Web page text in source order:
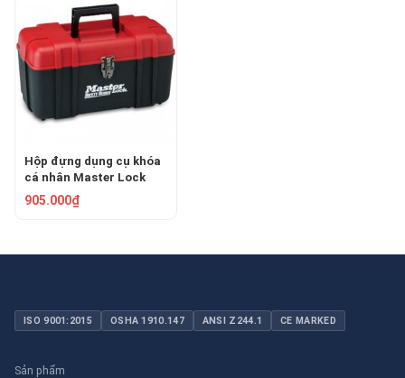
Hộp đựng dụng cụ khóa
cá nhân Master Lock
S1017
905.000₫
ISO 9001:2015 OSHA 1910.147 ANSI Z244.1 CE MARKED
Sản phẩm